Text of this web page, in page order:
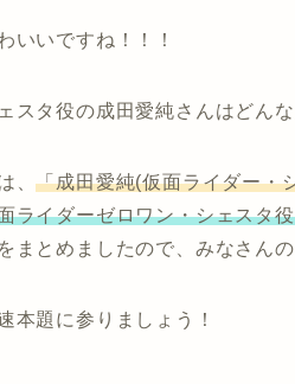
いいですね！！！
スタ役の成田愛純さんはどん
、「成田愛純(仮面ライダー・
ライダーゼロワン・シェスタ
まとめましたので、みなさん
本題に参りましょう！